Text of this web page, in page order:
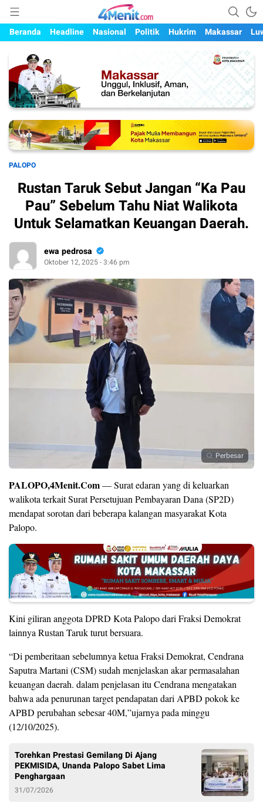
4menit.com
Mengungkap Kisah, Setiap Hari
Beranda
Headline Nasional Politik Hukrim Makassar
PALOPO
Rustan Taruk Sebut Jangan “Ka Pau
Pau” Sebelum Tahu Niat Walikota
Untuk Selamatkan Keuangan Daerah.
ewa pedrosa
Oktober 12, 2025 - 3:46 pm
Perbesar
PALOPO,4Menit.Com— Surat edaran yang di keluarkan
walikota terkait Surat Persetujuan Pembayaran Dana (SP2D)
mendapat sorotan dari beberapa kalangan masyarakat Kota
Palopo.
Kini giliran anggota DPRD Kota Palopo dari Fraksi Demokrat
lainnya Rustan Taruk turut bersuara.
“Di pemberitaan sebelumnya ketua Fraksi Demokrat, Cendrana
Saputra Martani (CSM) sudah menjelaskan akar permasalahan
keuangan daerah. dalam penjelasan itu Cendrana mengatakan
bahwa ada penurunan target pendapatan dari APBD pokok ke
APBD perubahan sebesar 40M,”ujarnya pada minggu
(12/10/2025).
Torehkan Prestasi Gemilang Di Ajang
PEKMISIDA, Unanda Palopo Sabet Lima
Penghargaan
31/07/2026